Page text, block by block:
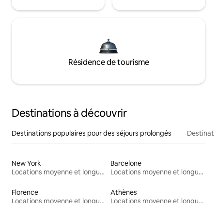
Résidence de tourisme
Destinations à découvrir
Destinations populaires pour des séjours prolongés
New York
Locations moyenne et longue durée
Barcelone
Locations moyenne et longue durée
Florence
Locations moyenne et longue durée
Athènes
Locations moyenne et longue durée